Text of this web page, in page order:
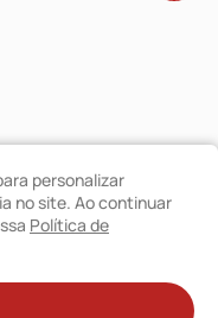
personalizar
no site. Ao continuar
Política de